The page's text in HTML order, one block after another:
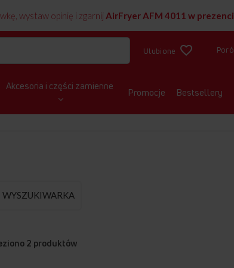
wystaw opinię i zgarnij AirFryer AFM 4011 w
Ulubione
Akcesoria i części zamienne Promocje Bestsellery
WYSZUKIWARKA
2 produktów